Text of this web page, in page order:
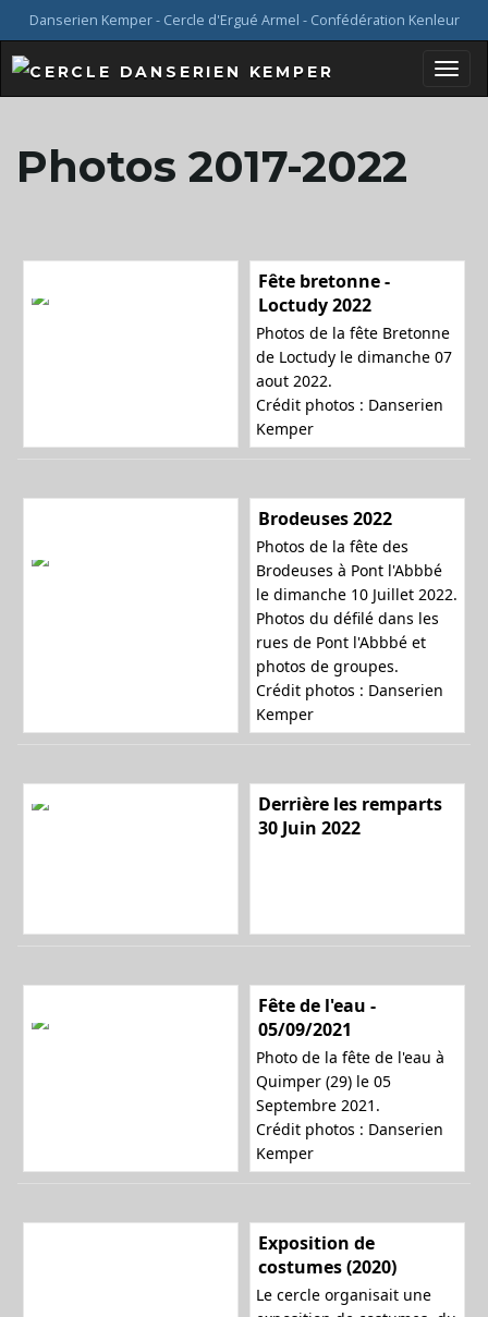
Danserien Kemper - Cercle d'Ergué Armel - Confédération Kenleur
a
Photos 2017-2022
Fête bretonne -
Loctudy 2022
Photos de la fête Bretonne
de Loctudy le dimanche 07
aout 2022.
Crédit photos : Danserien
Kemper
Brodeuses 2022
Photos de la fête des
Brodeuses à Pont l'Abbbé
le dimanche 10 Juillet 2022.
Photos du défilé dans les
rues de Pont l'Abbbé et
photos de groupes.
Crédit photos : Danserien
Kemper
Derrière les remparts
30 Juin 2022
Fête de l'eau -
05/09/2021
Photo de la fête de l'eau à
Quimper (29) le 05
Septembre 2021.
Crédit photos : Danserien
Kemper
Exposition de
costumes (2020)
Le cercle organisait une